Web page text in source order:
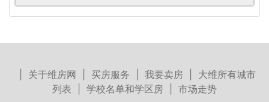
关于维房网 买房服务 我要卖房
大维所有城市
列表
学校名单和学区房 市场走势